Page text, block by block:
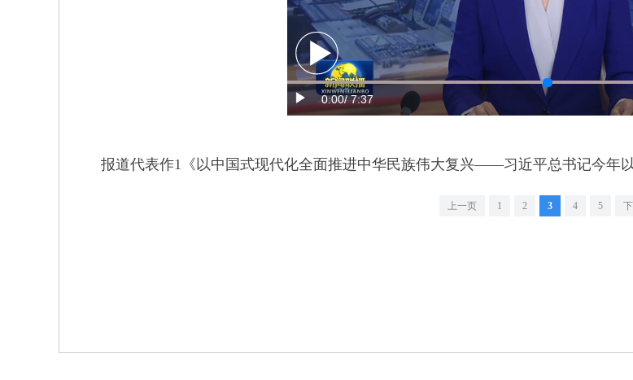
0:00/ 7:37
报道代表作1《以中国式现代化全面推进中华民族伟大复兴――习近平总书记今年
上一页 1 2 3 4 5